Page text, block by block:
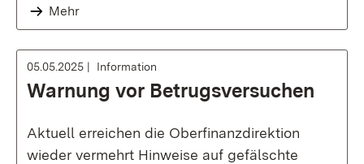
Mehr
05.05.2025 Information
Warnung vor Betrugsversuchen
Aktuell erreichen die Oberfinanzdirektion
wieder vermehrt Hinweise auf gefälschte